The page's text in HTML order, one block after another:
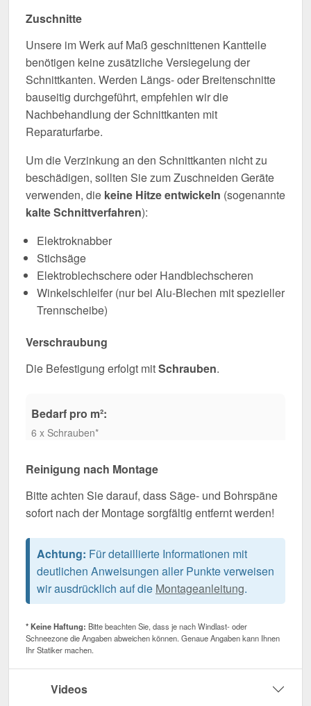
Zuschnitte
Unsere im Werk auf Maß geschnittenen Kantteile
benötigen keine zusätzliche Versiegelung der
Schnittkanten. Werden Längs- oder Breitenschnitte
bauseitig durchgeführt, empfehlen wir die
Nachbehandlung der Schnittkanten mit
Reparaturfarbe.
Um die Verzinkung an den Schnittkanten nicht zu
beschädigen, sollten Sie zum Zuschneiden Geräte
verwenden, die keine Hitze entwickeln (sogenannte
kalte Schnittverfahren):
Elektroknabber
Stichsäge
Elektroblechschere oder Handblechscheren
Winkelschleifer (nur bei Alu-Blechen mit spezieller
Trennscheibe)
Verschraubung
Die Befestigung erfolgt mitSchrauben.
Bedarf pro m²:
6 x Schrauben*
Reinigung nach Montage
Bitte achten Sie darauf, dass Säge- und Bohrspäne
sofort nach der Montage sorgfältig entfernt werden!
Achtung: Für detaillierte Informationen mit
deutlichen Anweisungen aller Punkte verweisen
wir ausdrücklich auf die Montageanleitung.
* Keine Haftung: Bitte beachten Sie, dass je nach Windlast- oder
Schneezone die Angaben abweichen können. Genaue Angaben kann Ihnen
Ihr Statiker machen.
Videos